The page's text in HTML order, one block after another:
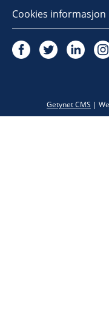
Cookies informasjon
Getynet CMS |